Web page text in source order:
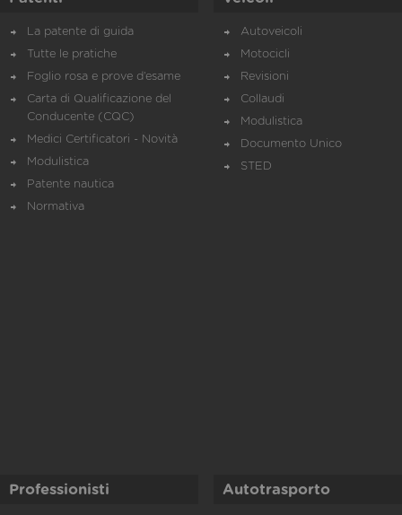
La patente di guida
Tutte le pratiche
Foglio rosa e prove d’esame
Carta di Qualificazione del
Conducente (CQC)
Medici Certificatori - Novità
Modulistica
Patente nautica
Normativa
Autoveicoli
Motocicli
Revisioni
Collaudi
Modulistica
Documento Unico
STED
Professionisti Autotrasporto